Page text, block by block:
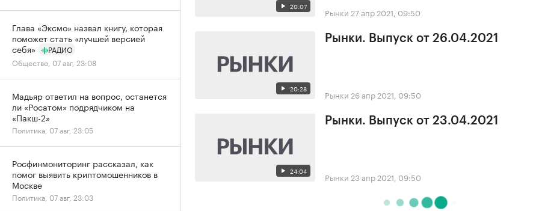
20:07 Рынки 27 апр 2021, 09:50
20:28
Рынки. Выпуск от 26.04.2021
Рынки 26 апр 2021, 09:50
24:04
Рынки. Выпуск от 23.04.2021
Рынки 23 апр 2021, 09:50
Глава «Эксмо» назвал книгу, которая
поможет стать «лучшей версией
себя»
РАДИО
Общество, 07 авг, 23:08
Мадьяр ответил на вопрос, останется
ли «Росатом» подрядчиком на
«Пакш-2»
Политика, 07 авг, 23:05
Росфинмониторинг рассказал, как
помог выявить криптомошенников в
Москве
Политика, 07 авг, 23:03